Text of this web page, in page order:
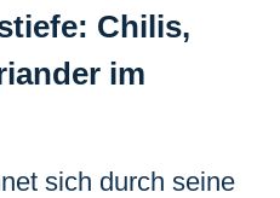
Chilis,
im
sich durch seine